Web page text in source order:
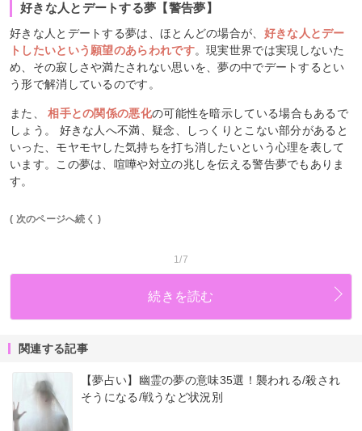
好きな人とデートする夢【警告夢】
好きな人とデートする夢は、ほとんどの場合が、 好きな人とデー
トしたいという願望のあらわれです。現実世界では実現しないた
め、その寂しさや満たされない思いを、夢の中でデートするとい
う形で解消しているのです。
また、相手との関係の悪化の可能性を暗示している場合もあるで
しょう。 好きな人へ不満、疑念、しっくりとこない部分があると
いった、モヤモヤした気持ちを打ち消したいという心理を表して
います。この夢は、喧嘩や対立の兆しを伝える警告夢でもありま
す。
( 次のページへ続く )
1/7
続きを読む
関連する記事
【夢占い】幽霊の夢の意味35選！襲われる/殺され
そうになる/戦うなど状況別